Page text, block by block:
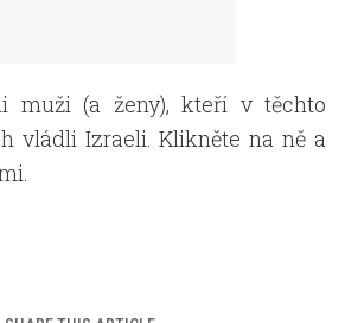
muži (a ženy), kteří v těchto
vládli Izraeli. Klikněte na ně a